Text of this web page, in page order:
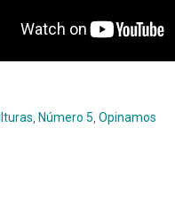
Número 5 ,Opinamos